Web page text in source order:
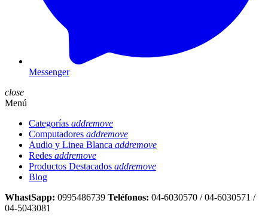
Messenger
close
Menú
Categorías addremove
Computadores addremove
Audio y Linea Blanca addremove
Redes addremove
Productos Destacados addremove
Blog
WhastSapp: 0995486739 Teléfonos: 04-6030570 / 04-6030571 /
04-5043081